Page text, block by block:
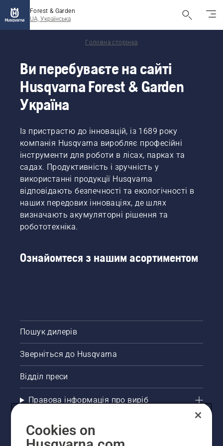
Forest & Garden
UA, Українська
Головна сторінка
Ви перебуваєте на сайті
Husqvarna Forest & Garden
Україна
Із пристрастю до інновацій, із 1689 року
компанія Husqvarna виробляє професійні
інструменти для роботи в лісах, парках та
садах. Продуктивність і зручність у
використанні продукції Husqvarna
відповідають безпечності та екологічності в
наших передових інноваціях, де шлях
визначають акумуляторні рішення та
робототехніка.
Ознайомтеся з нашим асортиментом
Пошук дилерів
Зверніться до Husqvarna
Відділ преси
Правова інформація про виріб
Інші сайти Husqvarna
Cookies on